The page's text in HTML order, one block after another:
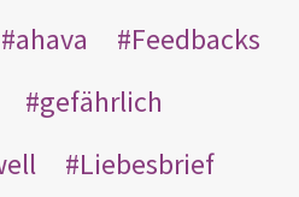
ahava
Feedbacks
gefährlich
Liebesbrief